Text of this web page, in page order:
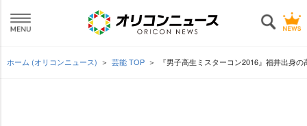
ホーム (オリコンニュース) 芸能 TOP 『男子高生ミスターコン2016』福井出身